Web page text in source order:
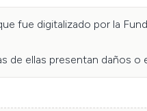
fue digitalizado por la
ellas presentan daños o